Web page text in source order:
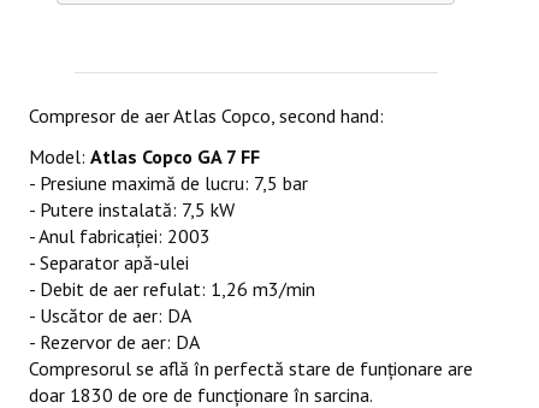
Compresor de aer Atlas Copco, second hand:
Model: Atlas Copco GA7 FF
- Presiune maximă de lucru: 7,5 bar
- Putere instalată: 7,5 kW
- Anul fabricației: 2003
- Separator apă-ulei
- Debit de aer refulat: 1,26 m3/min
- Uscător de aer: DA
- Rezervor de aer: DA
Compresorul se află în perfectă stare de funționare are
doar 1830 de ore de funcționare în sarcina.